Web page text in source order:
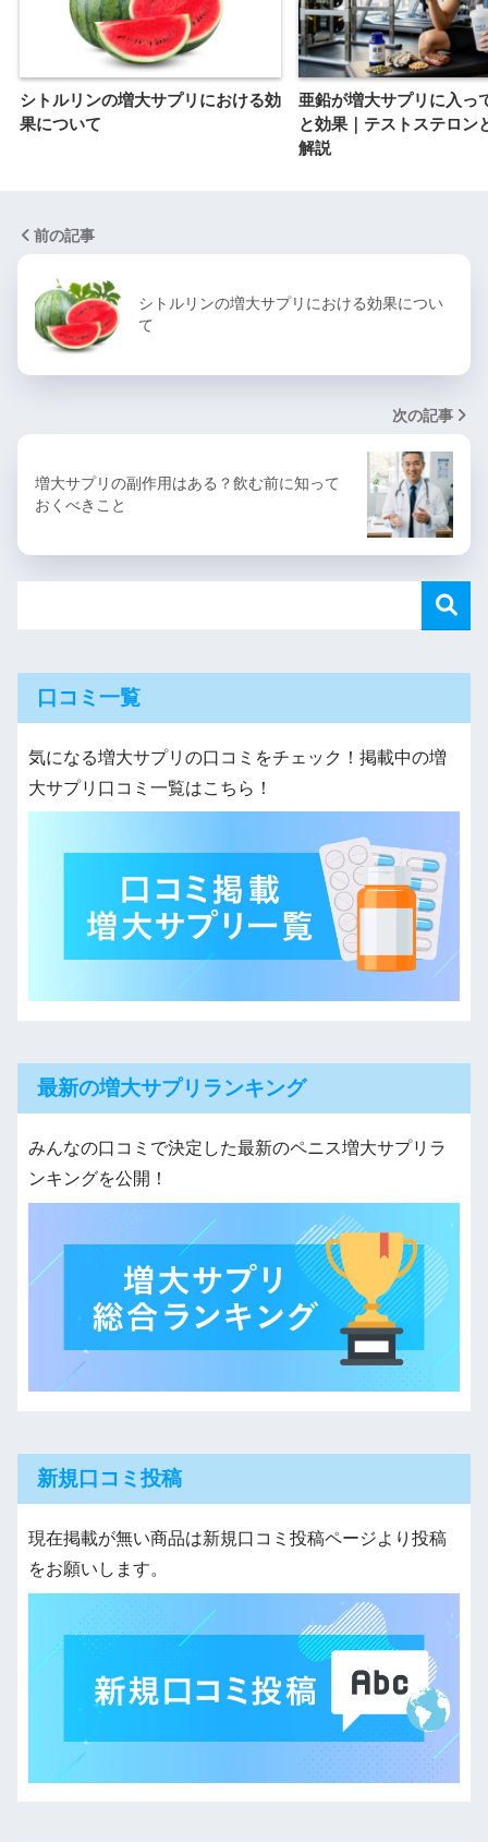
シトルリンの増大サプリにおける効
果について
亜鉛が増大サプリに入っ
と効果｜テストステロン
解説
前の記事
シトルリンの増大サプリにおける効果につい
て
次の記事
増大サプリの副作用はある？飲む前に知って
おくべきこと
口コミ一覧
気になる増大サプリの口コミをチェック！掲載中の増
大サプリ口コミ一覧はこちら！
最新の増大サプリランキング
みんなの口コミで決定した最新のペニス増大サプリラ
ンキングを公開！
新規口コミ投稿
現在掲載が無い商品は新規口コミ投稿ページより投稿
をお願いします。